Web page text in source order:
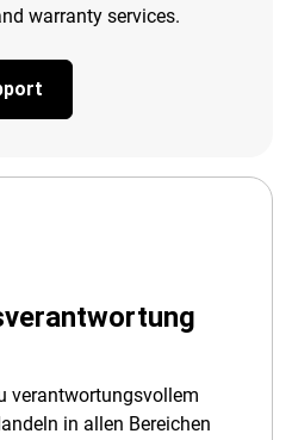
warranty services.
verantwortungsvollem
in allen Bereichen